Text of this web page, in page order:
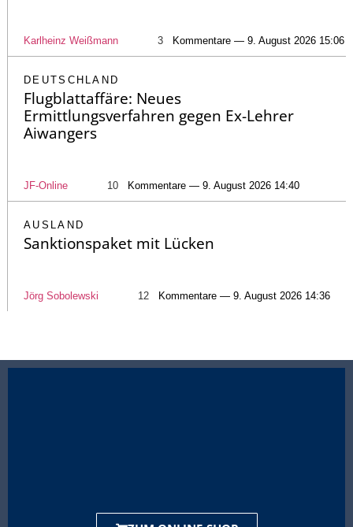
Karlheinz Weißmann 3 Kommentare — 9. August 2026 15:06
DEUTSCHLAND
Flugblattaffäre: Neues
Ermittlungsverfahren gegen Ex-Lehrer
Aiwangers
JF-Online 10 Kommentare — 9. August 2026 14:40
AUSLAND
Sanktionspaket mit Lücken
Jörg Sobolewski 12 Kommentare — 9. August 2026 14:36